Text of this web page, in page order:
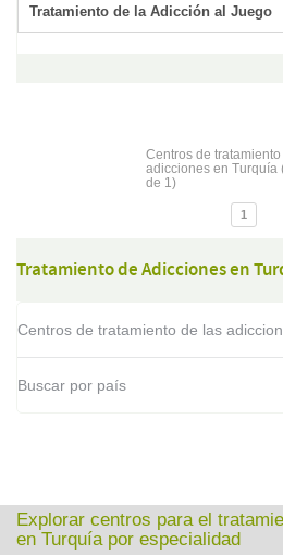
Tratamiento de la Adicción al Juego
Centros de
adicciones en Turquía
de 1)
1
Tratamiento de Adicciones en
Centros de tratamiento de las
Buscar por país
Explorar centros para el
en Turquía por especialidad